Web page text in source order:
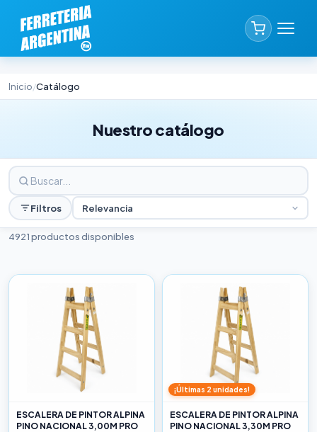
Inicio/Catálogo
Nuestro catálogo
Filtros Relevancia
4921 productos disponibles
ESCALERA DE PINTOR ALPINA
PINO NACIONAL 3,00M PRO
¡Últimas 2 unidades!
ESCALERA DE PINTOR ALPINA
PINO NACIONAL 3,30M PRO